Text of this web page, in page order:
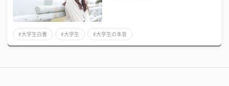
#大学生白書 #大学生 #大学生の本音